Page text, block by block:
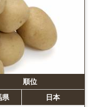
順位
県
日本